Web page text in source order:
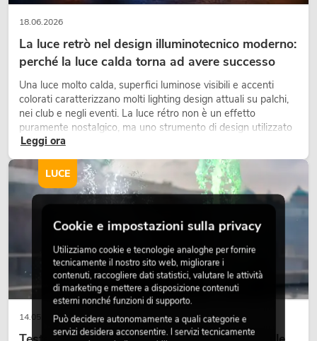
18.06.2026
La luce retrò nel design illuminotecnico moderno:
perché la luce calda torna ad avere successo
Una luce molto calda, superfici luminose visibili e accenti
colorati caratterizzano molti lighting design attuali su palchi,
nei club e negli eventi. La luce rétro non è un effetto
puramente nostalgico, ma uno strumento di design utilizzato
in modo consapevole: crea atmosfera, dona carattere alle
scene e può rendere più emozionali i setup LED tecnici.
Leggi ora
14.05.2026
LUCE
Cookie e impostazioni sulla privacy
Utilizziamo cookie e tecnologie analoghe per fornire
tecnicamente il nostro sito web, migliorare i
contenuti, raccogliere dati statistici, valutare le attività
di marketing e mettere a disposizione contenuti
esterni nonché funzioni di supporto.
Può decidere autonomamente a quali categorie e
servizi desidera acconsentire. I servizi tecnicamente